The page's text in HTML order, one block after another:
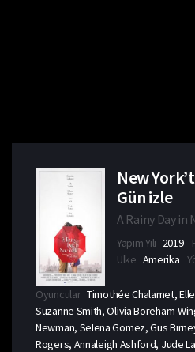
New
Gün izle
A Rainy Day in
Yapım Yılı 2019
Ülke Amerika
Oyuncular Timothée Chalamet,
Suzanne Smith, Olivia Boreham-
Newman, Selena Gomez, Gus
Rogers, Annaleigh Ashford, Jude